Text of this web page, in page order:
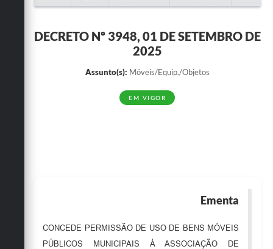
SIC
Agenda
DECRETO Nº 3948, 01 DE SETEMBRO DE
2025
Assunto(s): Móveis/Equip./Objetos
EM VIGOR
Ementa
CONCEDE PERMISSÃO DE USO DE BENS MÓVEIS
PÚBLICOS MUNICIPAIS À ASSOCIAÇÃO DE